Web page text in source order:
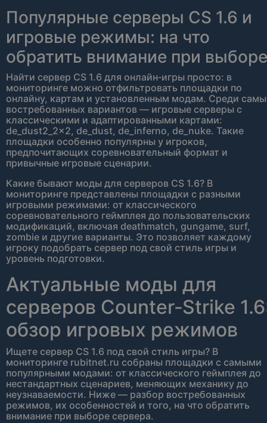
Популярные серверы CS 1.6 и
игровые режимы: на что
обратить внимание при выборе
Найти сервер CS 1.6 для онлайн‑игры просто: в
мониторинге можно отфильтровать площадки по
онлайну, картам и установленным модам. Среди
востребованных вариантов — игровые серверы с
классическими и адаптированными картами:
de_dust2_2x2, de_dust, de_inferno, de_nuke. Такие
площадки особенно популярны у игроков,
предпочитающих соревновательный формат и
привычные игровые сценарии.
Какие бывают моды для серверов CS 1.6? В
мониторинге представлены площадки с разными
игровыми режимами: от классического
соревновательного геймплея до пользовательских
модификаций, включая deathmatch, gungame, surf,
zombie и другие варианты. Это позволяет каждому
игроку подобрать сервер под свой стиль игры и
уровень подготовки.
Актуальные моды для
серверов Counter‑Strike
обзор игровых режимов
Ищете сервер CS 1.6 под свой стиль игры? В
мониторинге rubitnet.ru собраны площадки с самыми
популярными модами: от классического геймплея до
нестандартных сценариев, меняющих механику до
неузнаваемости. Ниже — разбор востребованных
режимов, их особенностей и того, на что обратить
внимание при выборе сервера.